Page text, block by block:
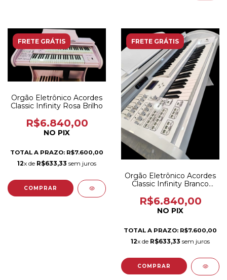
FRETE GRÁTIS
Orgão Eletrônico Acordes
Classic Infinity Rosa Brilho
R$6.840,00
NO PIX
TOTAL A PRAZO: R$7.600,00
12x de R$633,33 sem juros
FRETE GRÁTIS
Orgão Eletrônico Acordes
Classic Infinity Branco
R$6.840,00
NO PIX
TOTAL A PRAZO: R$7.600,00
12x de R$633,33 sem juros